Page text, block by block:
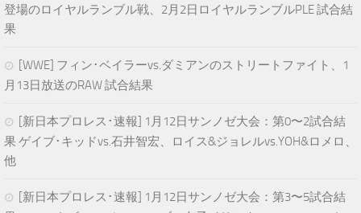
登場のロイヤルランブル戦、2月2日ロイヤルランブルPLE 試合結
果
[WWE] フィン･ベイラーvs.ダミアンのストリートファイト、1
月13日放送のRAW 試合結果
[新日本プロレス･速報] 1月12日サンノゼ大会：第0〜2試合結
果 ゲイブ･キッドvs.石井智宏、ロイス&ジョレルvs.YOH&ロメロ、
他
[新日本プロレス･速報] 1月12日サンノゼ大会：第3〜5試合結